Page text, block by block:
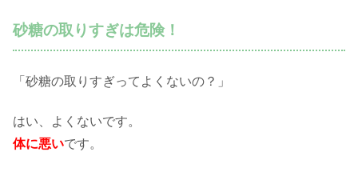
砂糖の取りすぎは危険！
「砂糖の取りすぎってよくないの？」
はい、よくないです。
体に悪いです。